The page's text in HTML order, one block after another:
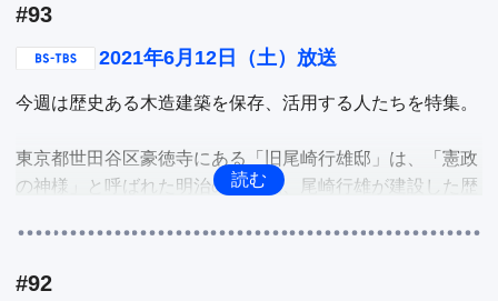
BS-TBSでも放送中の宝石専門チャンネル「GSTV」が、
今回新たに「GSTV銀座サロン」を新設。そこで店内を紹
エリーの数々を戸田リポーターと共に体験します。
他
#93
2021年6月12日（土）放送
今週は歴史ある木造建築を保存、活用する人たちを特集。
東京都世田谷区豪徳寺にある「旧尾崎行雄邸」は、「憲政
の神様」と呼ばれた明治の政治家、尾崎行雄が建設した歴
壊し計画が起こり、それを知った漫画家・山下和美さんが
た。そこで、そのプロジェクトの内容と歴史的建造物の中
#92